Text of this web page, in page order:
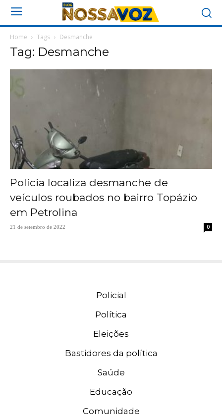
Home Tags Desmanche
Tag: Desmanche
Polícia localiza desmanche de
veículos roubados no bairro Topázio
em Petrolina
21 de setembro de 2022 0
Policial
Política
Eleições
Bastidores da política
Saúde
Educação
Comunidade